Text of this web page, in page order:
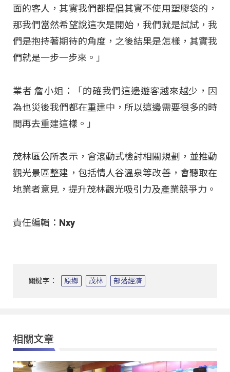
面的客人，其實我們都提倡其實不使用塑膠袋的，
那我們當然希望說這次是開始，我們就是試試，我
們是抱持著期待的角度，之後結果是怎樣，其實我
們就是一步一步來。」
業者 詹小姐：「的確我們這邊遊客越來越少，因
為也災後我們都在重建中，所以這邊需要很多的時
間再去重建這樣。」
茂林區公所表示，會滾動式檢討相關規劃，並推動
觀光景區整建，包括情人谷溫泉等改善，會聽取在
地業者意見，提升茂林觀光吸引力及產業競爭力 。
責任編輯：Nxy
關鍵字： 原鄉 茂林 部落經濟
相關文章